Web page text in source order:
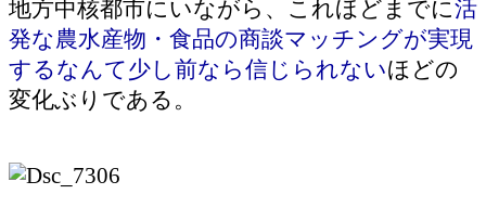
地方中核都市にいながら、これほどまでに活
発な農水産物・食品の商談マッチングが実現
するなんて少し前なら信じられないほどの
変化ぶりである。